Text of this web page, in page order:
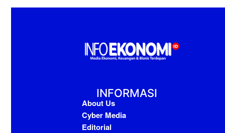
INFORMASI
About Us
Cyber Media
Editorial